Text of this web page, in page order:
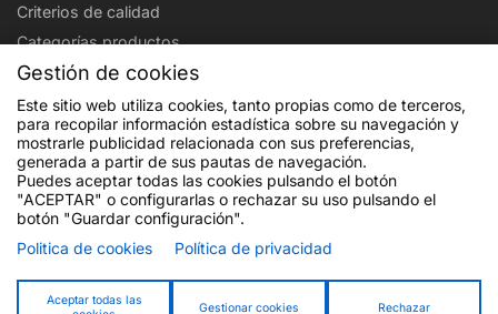
Gestión de cookies
Este sitio web utiliza cookies, tanto propias como de terceros,
para recopilar información estadística sobre su navegación y
mostrarle publicidad relacionada con sus preferencias,
generada a partir de sus pautas de navegación.
Puedes aceptar todas las cookies pulsando el botón
"ACEPTAR" o configurarlas o rechazar su uso pulsando el
botón "Guardar configuración".
Politica de cookies
Política de privacidad
Aceptar todas las
Gestionar cookies Rechazar
Criterios de calidad
Categorías productos
Aviso legal
Política de privacidad
Politica de cookies
Condiciones de venta
Envíos y devoluciones
Financiado por la Unión Europea - NextGenerationEU. Sin embargo, los
puntos de vista y las opiniones expresadas son únicamente los del autor o
autores y no reflejan necesariamente los de la Unión Europea o la Comisión